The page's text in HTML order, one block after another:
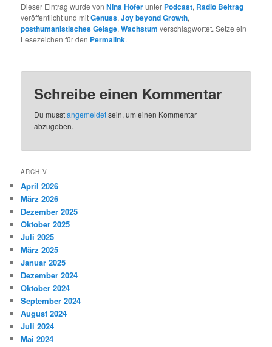
Dieser Eintrag wurde vonNina Hoferunter Podcast, Radio Beitrag
veröffentlicht und mitGenuss,Joy beyond Growth,
posthumanistisches Gelage,Wachstum verschlagwortet. Setze ein
Lesezeichen für den Permalink.
Schreibe einen Kommentar
Du musstangemeldetsein, um einen Kommentar
abzugeben.
ARCHIV
April 2026
März 2026
Dezember 2025
Oktober 2025
Juli 2025
März 2025
Januar 2025
Dezember 2024
Oktober 2024
September 2024
August 2024
Juli 2024
Mai 2024